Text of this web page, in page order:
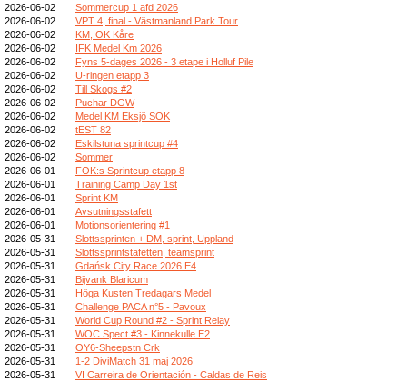
2026-06-02
Sommercup 1 afd 2026
2026-06-02
VPT 4, final - Västmanland Park Tour
2026-06-02
KM, OK Kåre
2026-06-02
IFK Medel Km 2026
2026-06-02
Fyns 5-dages 2026 - 3 etape i Holluf Pile
2026-06-02
U-ringen etapp 3
2026-06-02
Till Skogs #2
2026-06-02
Puchar DGW
2026-06-02
Medel KM Eksjö SOK
2026-06-02
tEST 82
2026-06-02
Eskilstuna sprintcup #4
2026-06-02
Sommer
2026-06-01
FOK:s Sprintcup etapp 8
2026-06-01
Training Camp Day 1st
2026-06-01
Sprint KM
2026-06-01
Avsutningsstafett
2026-06-01
Motionsorientering #1
2026-05-31
Slottssprinten + DM, sprint, Uppland
2026-05-31
Slottssprintstafetten, teamsprint
2026-05-31
Gdańsk City Race 2026 E4
2026-05-31
Bijvank Blaricum
2026-05-31
Höga Kusten Tredagars Medel
2026-05-31
Challenge PACA n°5 - Pavoux
2026-05-31
World Cup Round #2 - Sprint Relay
2026-05-31
WOC Spect #3 - Kinnekulle E2
2026-05-31
OY6-Sheepstn Crk
2026-05-31
1-2 DiviMatch 31 maj 2026
2026-05-31
VI Carreira de Orientación - Caldas de Reis